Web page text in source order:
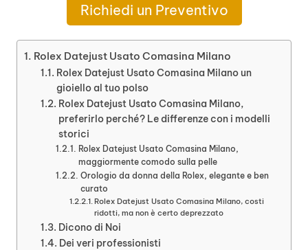
Richiedi un Preventivo
Rolex Datejust Usato Comasina Milano
Rolex Datejust Usato Comasina Milano un
gioiello al tuo polso
Rolex Datejust Usato Comasina Milano,
preferirlo perché? Le differenze con i modelli
storici
Rolex Datejust Usato Comasina Milano,
maggiormente comodo sulla pelle
Orologio da donna della Rolex, elegante e ben
curato
Rolex Datejust Usato Comasina Milano, costi
ridotti, ma non è certo deprezzato
Dicono di Noi
Dei veri professionisti